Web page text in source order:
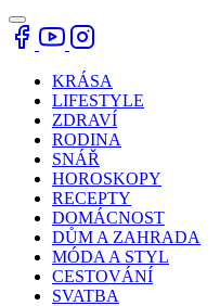
KRÁSA
LIFESTYLE
ZDRAVÍ
RODINA
SNÁŘ
HOROSKOPY
RECEPTY
DOMÁCNOST
DŮM A ZAHRADA
MÓDA A STYL
CESTOVÁNÍ
SVATBA